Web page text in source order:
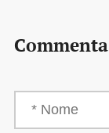
Commenta